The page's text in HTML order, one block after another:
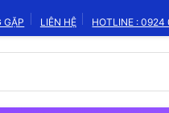
GẶP LIÊN HỆ HOTLINE : 0924